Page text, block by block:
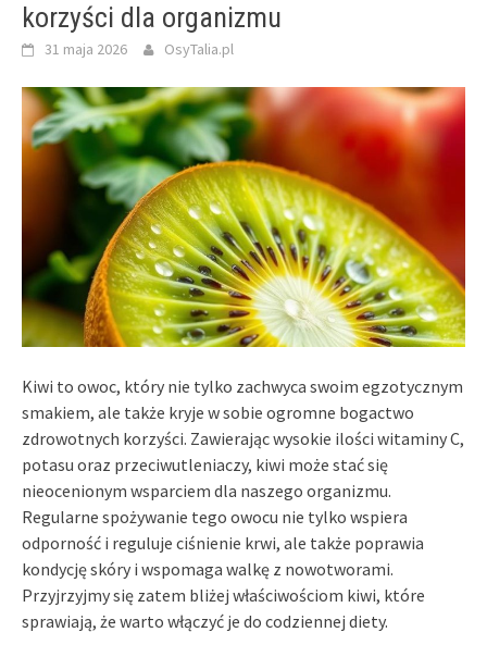
korzyści dla organizmu
31 maja 2026 OsyTalia.pl
Kiwi to owoc, który nie tylko zachwyca swoim egzotycznym
smakiem, ale także kryje w sobie ogromne bogactwo
zdrowotnych korzyści. Zawierając wysokie ilości witaminy C,
potasu oraz przeciwutleniaczy, kiwi może stać się
nieocenionym wsparciem dla naszego organizmu.
Regularne spożywanie tego owocu nie tylko wspiera
odporność i reguluje ciśnienie krwi, ale także poprawia
kondycję skóry i wspomaga walkę z nowotworami.
Przyjrzyjmy się zatem bliżej właściwościom kiwi, które
sprawiają, że warto włączyć je do codziennej diety.